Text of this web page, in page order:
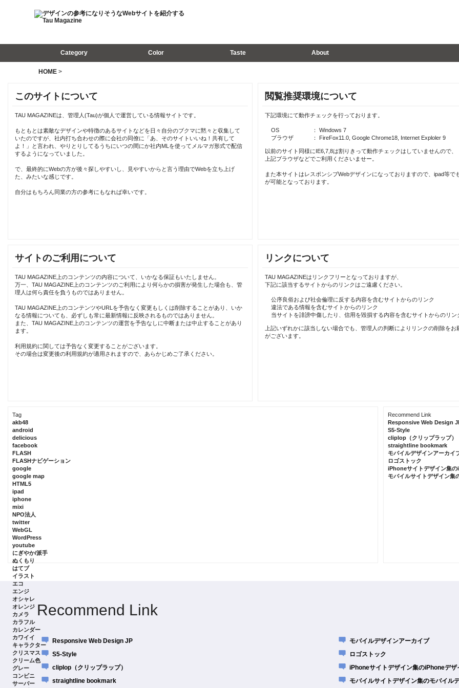
Category Color Taste About
HOME>
このサイトについて
TAU MAGAZINEは、管理人(Tau)が個人で運営している情報サイトです。
もともとは素敵なデザインや特徴のあるサイトなどを日々自分のブクマに黙々と収集して
いたのですが、社内打ち合わせの際に会社の同僚に「あ、そのサイトいいね！共有して
よ！」と言われ、やりとりしてるうちにいつの間にか社内MLを使ってメルマガ形式で配信
するようになっていました。
で、最終的にWebの方が後々探しやすいし、見やすいからと言う理由でWebを立ち上げ
た、みたいな感じです。
自分はもちろん同業の方の参考にもなれば幸いです。
閲覧推奨環境について
下記環境にて動作チェックを行っております。
OS
： Windows 7
ブラウザ
： FireFox11.0, Google Chrome18, Internet Exploler 9
以前のサイト同様にIE6,7,8は割りきって動作チェックはしていませんので、
上記ブラウザなどでご利用くださいませー。
また本サイトはレスポンシブWebデザインになっておりますので、ipad等で
が可能となっております。
サイトのご利用について
TAU MAGAZINE上のコンテンツの内容について、いかなる保証もいたしません。
万一、TAU MAGAZINE上のコンテンツのご利用により何らかの損害が発生した場合も、管
理人は何ら責任を負うものではありません。
TAU MAGAZINE上のコンテンツやURLを予告なく変更もしくは削除することがあり、いか
なる情報についても、必ずしも常に最新情報に反映されるものではありません。
また、TAU MAGAZINE上のコンテンツの運営を予告なしに中断または中止することがあり
ます。
利用規約に関しては予告なく変更することがございます。
その場合は変更後の利用規約が適用されますので、あらかじめご了承ください。
リンクについて
TAU MAGAZINEはリンクフリーとなっておりますが、
下記に該当するサイトからのリンクはご遠慮ください。
公序良俗および社会倫理に反する内容を含むサイトからのリンク
違法である情報を含むサイトからのリンク
当サイトを誹謗中傷したり、信用を毀損する内容を含むサイトからのリン
上記いずれかに該当しない場合でも、管理人の判断によりリンクの削除をお
がございます。
Tag
akb48
android
delicious
facebook
FLASH
FLASHナビゲーション
google
google map
HTML5
ipad
iphone
mixi
NPO法人
twitter
WebGL
WordPress
youtube
にぎやか/派手
ぬくもり
はてブ
イラスト
エコ
エンジ
オシャレ
オレンジ
カメラ
カラフル
カレンダー
カワイイ
キャラクター
クリスマス
クリーム色
グレー
コンビニ
サーバー
Recommend Link
Responsive Web Design
S5-Style
cliplop（クリップラップ）
straightline bookmark
モバイルデザインアーカイ
ロゴストック
iPhoneサイトデザイン集
モバイルサイトデザイン集
Recommend Link
Responsive Web Design JP
S5-Style
cliplop（クリップラップ）
straightline bookmark
モバイルデザインアーカイブ
ロゴストック
iPhoneサイトデザイン集のiPhoneデザ
モバイルサイトデザイン集のモバイル